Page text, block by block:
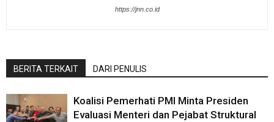
https://jnn.co.id
BERITA TERKAIT DARI PENULIS
Koalisi Pemerhati PMI Minta Presiden
Evaluasi Menteri dan Pejabat Struktural